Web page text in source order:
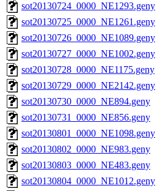
sot20130724_0000_NE1293.geny
sot20130725_0000_NE1261.geny
sot20130726_0000_NE1089.geny
sot20130727_0000_NE1002.geny
sot20130728_0000_NE1175.geny
sot20130729_0000_NE2142.geny
sot20130730_0000_NE894.geny
sot20130731_0000_NE856.geny
sot20130801_0000_NE1098.geny
sot20130802_0000_NE983.geny
sot20130803_0000_NE483.geny
sot20130804_0000_NE1012.geny